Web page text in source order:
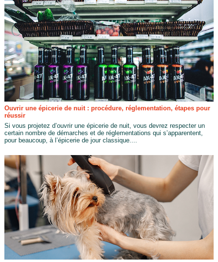
Ouvrir une épicerie de nuit : procédure, réglementation, étapes pour
réussir
Si vous projetez d’ouvrir une épicerie de nuit, vous devrez respecter un
certain nombre de démarches et de réglementations qui s’apparentent,
pour beaucoup, à l’épicerie de jour classique....